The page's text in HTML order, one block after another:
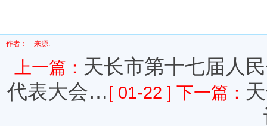
作者： 来源:
上一篇： 天长市第十七届人
代表大会…[ 01-22 ] 下一篇：